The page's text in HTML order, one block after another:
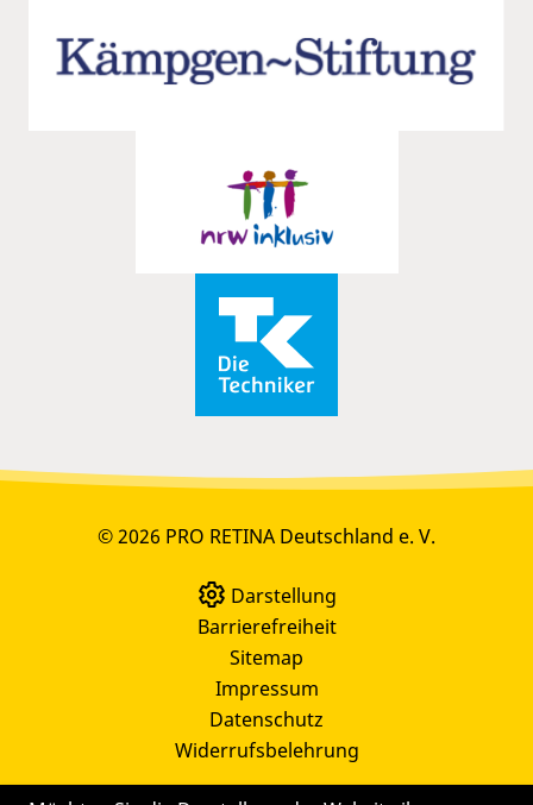
© 2026 PRO RETINA Deutschland e. V.
Darstellung
Barrierefreiheit
Sitemap
Impressum
Datenschutz
Widerrufsbelehrung